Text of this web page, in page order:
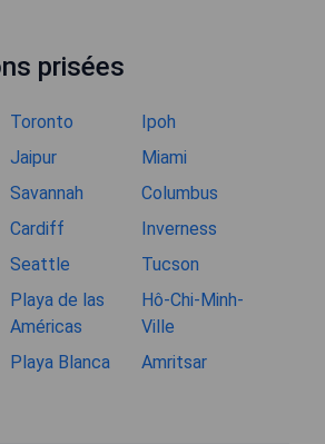
prisées
Toronto
Ipoh
Jaipur
Miami
Savannah
Columbus
Cardiff
Inverness
Seattle
Tucson
Playa de las
Américas
Hô-Chi-Minh-
Ville
Playa Blanca Amritsar